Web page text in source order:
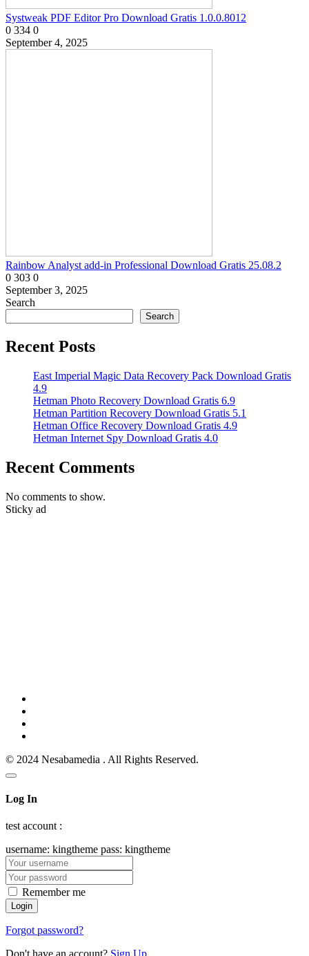
Systweak PDF Editor Pro Download Gratis 1.0.0.8012
0 334 0
September 4, 2025
Rainbow Analyst add-in Professional Download Gratis 25.08.2
0 303 0
September 3, 2025
Search
Search
Recent Posts
East Imperial Magic Data Recovery Pack Download Gratis
4.9
Hetman Photo Recovery Download Gratis 6.9
Hetman Partition Recovery Download Gratis 5.1
Hetman Office Recovery Download Gratis 4.9
Hetman Internet Spy Download Gratis 4.0
Recent Comments
No comments to show.
Sticky ad
© 2024 Nesabamedia . All Rights Reserved.
Log In
test account :
username: kingtheme pass: kingtheme
Remember me
Forgot password?